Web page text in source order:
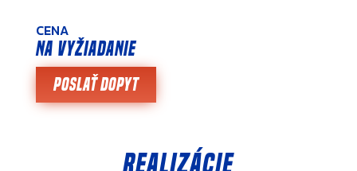
CENA
na vyžiadanie
Poslať dopyt
Realizácie